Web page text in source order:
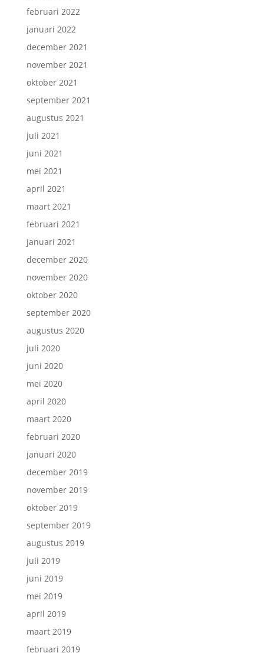
februari 2022
januari 2022
december 2021
november 2021
oktober 2021
september 2021
augustus 2021
juli 2021
juni 2021
mei 2021
april 2021
maart 2021
februari 2021
januari 2021
december 2020
november 2020
oktober 2020
september 2020
augustus 2020
juli 2020
juni 2020
mei 2020
april 2020
maart 2020
februari 2020
januari 2020
december 2019
november 2019
oktober 2019
september 2019
augustus 2019
juli 2019
juni 2019
mei 2019
april 2019
maart 2019
februari 2019